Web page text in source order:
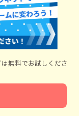
無料でお試しくださ